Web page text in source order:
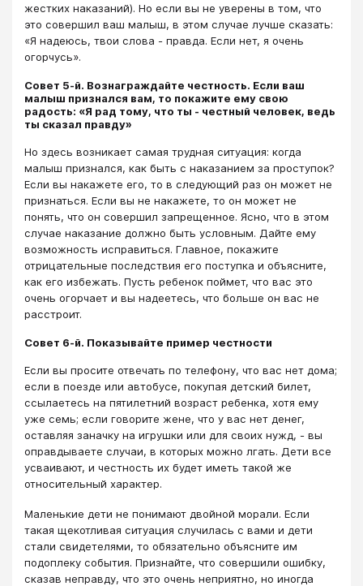
жестких наказаний). Но если вы не уверены в том, что
это совершил ваш малыш, в этом случае лучше сказать:
«Я надеюсь, твои слова - правда. Если нет, я очень
огорчусь».
Совет 5-й. Вознаграждайте честность. Если ваш
малыш признался вам, то покажите ему свою
радость: «Я рад тому, что ты - честный человек, ведь
ты сказал правду»
Но здесь возникает самая трудная ситуация: когда
малыш признался, как быть с наказанием за проступок?
Если вы накажете его, то в следующий раз он может не
признаться. Если вы не накажете, то он может не
понять, что он совершил запрещенное. Ясно, что в этом
случае наказание должно быть условным. Дайте ему
возможность исправиться. Главное, покажите
отрицательные последствия его поступка и объясните,
как его избежать. Пусть ребенок поймет, что вас это
очень огорчает и вы надеетесь, что больше он вас не
расстроит.
Совет 6-й. Показывайте пример честности
Если вы просите отвечать по телефону, что вас нет дома;
если в поезде или автобусе, покупая детский билет,
ссылаетесь на пятилетний возраст ребенка, хотя ему
уже семь; если говорите жене, что у вас нет денег,
оставляя заначку на игрушки или для своих нужд, - вы
оправдываете случаи, в которых можно лгать. Дети все
усваивают, и честность их будет иметь такой же
относительный характер.
Маленькие дети не понимают двойной морали. Если
такая щекотливая ситуация случилась с вами и дети
стали свидетелями, то обязательно объясните им
подоплеку события. Признайте, что совершили ошибку,
сказав неправду, что это очень неприятно, но иногда